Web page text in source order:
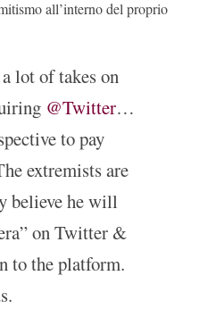
all’interno del proprio
lot of takes on
@Twitter…
to pay
extremists are
believe he will
on Twitter &
to the platform.